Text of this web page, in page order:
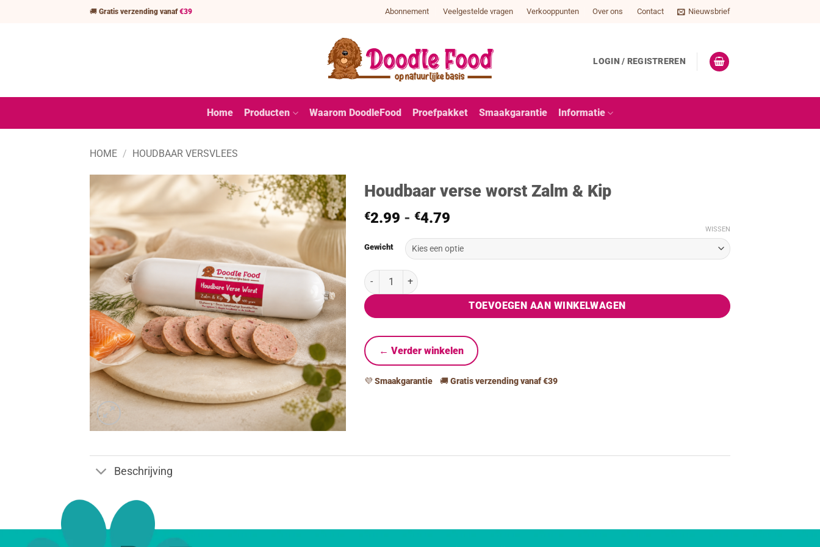
🚚 Gratis verzending vanaf€39 Abonnement Veelgestelde vragen Verkooppunten Over ons Contact Nieuwsbrief
LOGIN / REGISTREREN
Home Producten Waarom DoodleFood Proefpakket Smaakgarantie Informatie
HOME / HOUDBAAR VERSVLEES
Houdbaar verse worst Zalm & Kip
€2.99 - €4.79
tot
€4.79
Gewicht
WISSEN
Houdbaar verse worst Zalm & Kip aantal
TOEVOEGEN AAN WINKELWAGEN
← Verder winkelen
💜Smaakgarantie 🚚Gratis verzending vanaf €39
Beschrijving